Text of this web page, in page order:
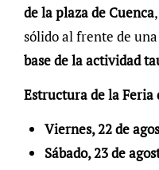
de la plaza de Cuenca
sólido al frente de
base de la actividad
Estructura de la Feria
Viernes, 22 de
Sábado, 23 de